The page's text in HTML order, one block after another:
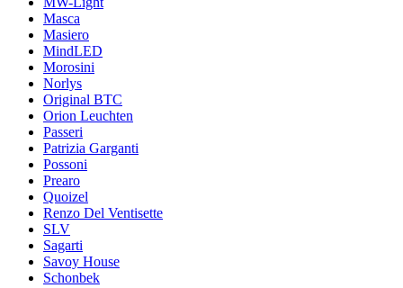
Masca
Masiero
MindLED
Morosini
Norlys
Original BTC
Orion Leuchten
Passeri
Patrizia Garganti
Possoni
Prearo
Quoizel
Renzo Del Ventisette
SLV
Sagarti
Savoy House
Schonbek